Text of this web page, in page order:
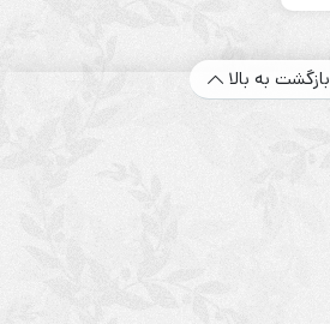
بازگشت به بالا